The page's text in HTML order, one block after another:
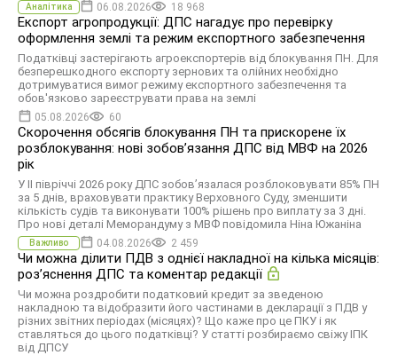
Аналітика 06.08.2026 18 968
Експорт агропродукції: ДПС нагадує про перевірку
оформлення землі та режим експортного забезпечення
Податківці застерігають агроекспортерів від блокування ПН. Для
безперешкодного експорту зернових та олійних необхідно
дотримуватися вимог режиму експортного забезпечення та
обов'язково зареєструвати права на землі
05.08.2026 60
Скорочення обсягів блокування ПН та прискорене їх
розблокування: нові зобов’язання ДПС від МВФ на 2026
рік
У II півріччі 2026 року ДПС зобов’язалася розблоковувати 85% ПН
за 5 днів, враховувати практику Верховного Суду, зменшити
кількість судів та виконувати 100% рішень про виплату за 3 дні.
Про нові деталі Меморандуму з МВФ повідомила Ніна Южаніна
Важливо 04.08.2026 2 459
Чи можна ділити ПДВ з однієї накладної на кілька місяців:
роз’яснення ДПС та коментар редакції
Чи можна роздробити податковий кредит за зведеною
накладною та відобразити його частинами в декларації з ПДВ у
різних звітних періодах (місяцях)? Що каже про це ПКУ і як
ставляться до цього податківці? У статті розбираємо свіжу ІПК
від ДПСУ